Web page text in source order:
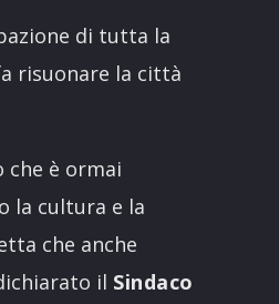
di tutta la
risuonare la città
che è ormai
la cultura e la
che anche
il Sindaco